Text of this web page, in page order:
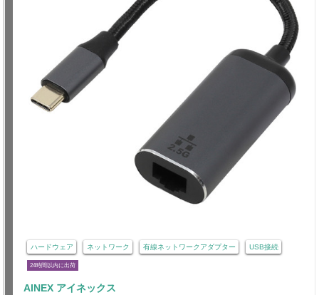
ハードウェア ネットワーク 有線ネットワークアダプター USB接続
24時間以内に出荷
AINEX アイネックス